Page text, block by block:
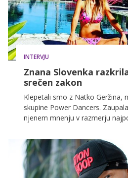
INTERVJU
Znana Slovenka
srečen zakon
Klepetali smo z Natko Geržina,
skupine Power Dancers.
njenem mnenju v razmerju
ter nam zaupala zgodbo o tem,
partnerjem spoznala.